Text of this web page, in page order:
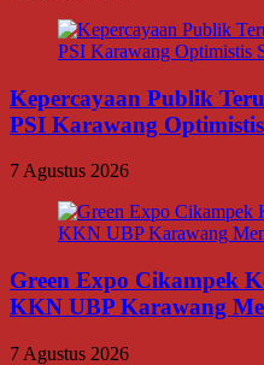
Kepercayaan Publik
PSI Karawang
7 Agustus 2026
Green Expo Cikampek
KKN UBP Karawang
7 Agustus 2026